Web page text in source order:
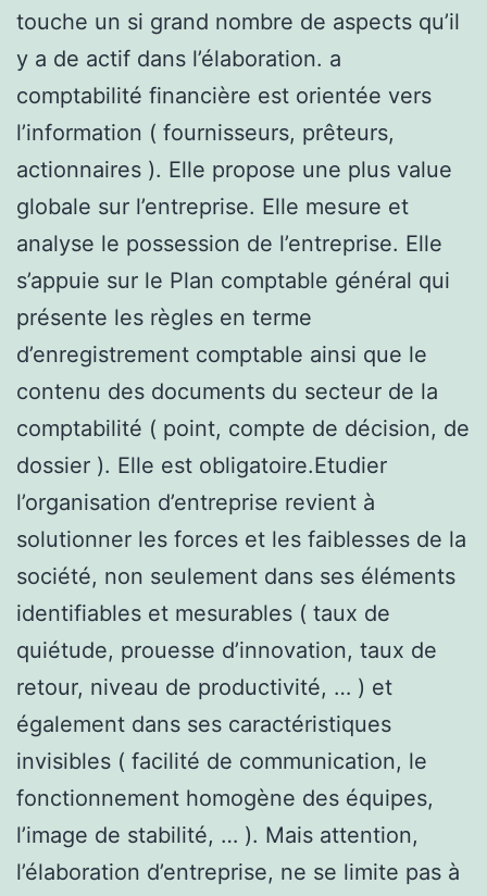
touche un si grand nombre de aspects qu’il
y a de actif dans l’élaboration. a
comptabilité financière est orientée vers
l’information ( fournisseurs, prêteurs,
actionnaires ). Elle propose une plus value
globale sur l’entreprise. Elle mesure et
analyse le possession de l’entreprise. Elle
s’appuie sur le Plan comptable général qui
présente les règles en terme
d’enregistrement comptable ainsi que le
contenu des documents du secteur de la
comptabilité ( point, compte de décision, de
dossier ). Elle est obligatoire.Etudier
l’organisation d’entreprise revient à
solutionner les forces et les faiblesses de la
société, non seulement dans ses éléments
identifiables et mesurables ( taux de
quiétude, prouesse d’innovation, taux de
retour, niveau de productivité, … ) et
également dans ses caractéristiques
invisibles ( facilité de communication, le
fonctionnement homogène des équipes,
l’image de stabilité, … ). Mais attention,
l’élaboration d’entreprise, ne se limite pas à